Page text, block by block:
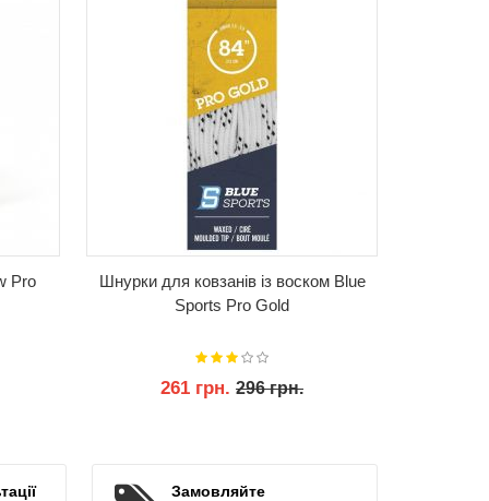
Pro
Шнурки для ковзанів із воском Blue
Sports Pro Gold
261 грн. 296 грн.
Замовляйте